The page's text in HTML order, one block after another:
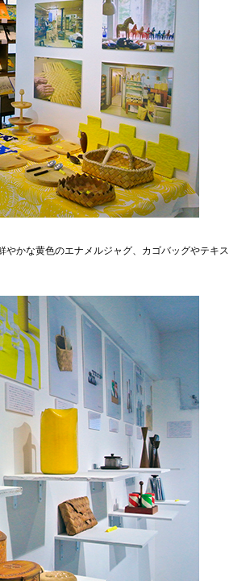
かな黄色のエナメルジャグ、カゴバッグやテキス